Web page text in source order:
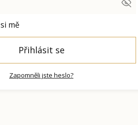
mě
Přihlásit se
Zapomněli jste heslo?